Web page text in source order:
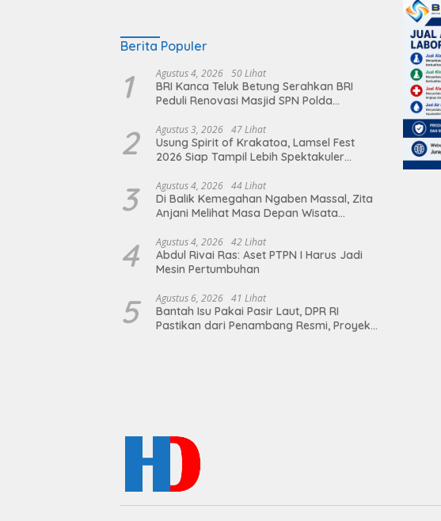
Berita Populer
1 Agustus 4, 2026 50 Lihat
BRI Kanca Teluk Betung Serahkan BRI
Peduli Renovasi Masjid SPN Polda
terhadap Sarana Ibadah
2 Agustus 3, 2026 47 Lihat
Usung Spirit of Krakatoa, Lamsel Fest
2026 Siap Tampil Lebih Spektakuler
Artis Ibu Kota
3 Agustus 4, 2026 44 Lihat
Di Balik Kemegahan Ngaben Massal, Zita
Anjani Melihat Masa Depan Wisata
4 Agustus 4, 2026 42 Lihat
Abdul Rivai Ras: Aset PTPN I Harus Jadi
Mesin Pertumbuhan
5 Agustus 6, 2026 41 Lihat
Bantah Isu Pakai Pasir Laut, DPR RI
Pastikan dari Penambang Resmi, Proyek